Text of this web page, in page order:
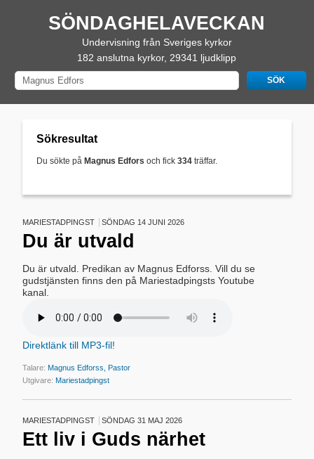
SÖNDAGHELAVECKAN
Undervisning från Sveriges kyrkor
182 anslutna kyrkor, 29341 ljudklipp
Sökresultat
Du sökte på Magnus Edfors och fick334 träffar.
MARIESTADPINGST SÖNDAG 14 JUNI 2026
Du är utvald
Du är utvald. Predikan av Magnus Edforss. Vill du se
gudstjänsten finns den på Mariestadpingsts Youtube
kanal.
Direktlänk till MP3-fil!
Talare:Magnus Edforss, Pastor
Utgivare:Mariestadpingst
MARIESTADPINGST SÖNDAG 31 MAJ 2026
Ett liv i Guds närhet